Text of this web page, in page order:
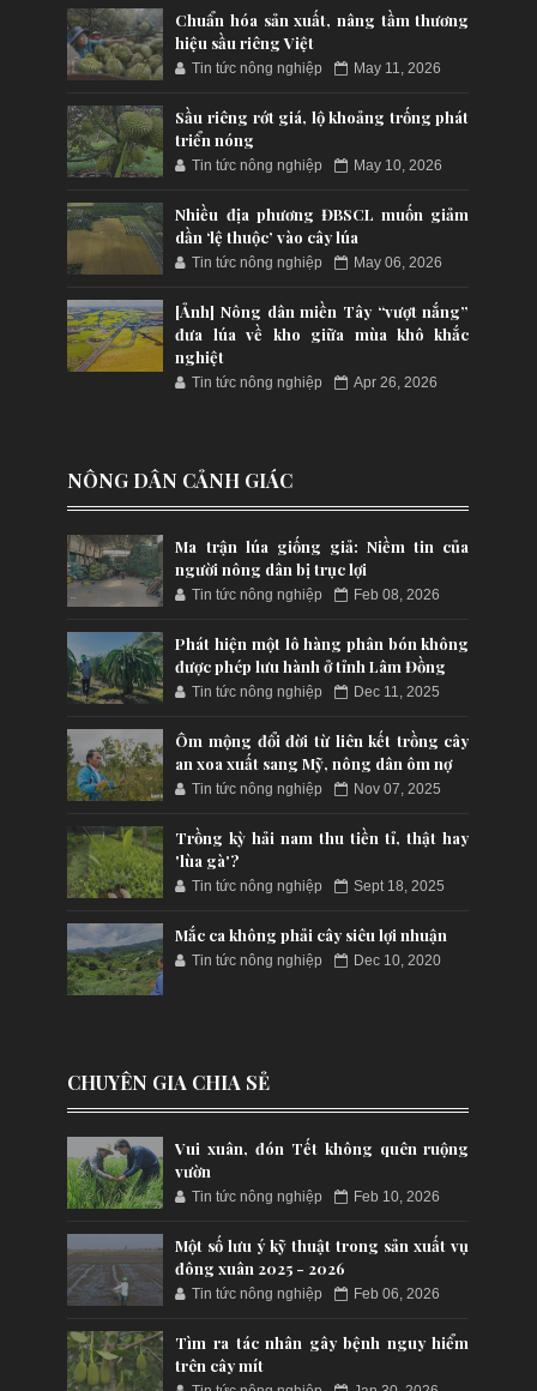
Chuẩn hóa sản xuất, nâng tầm thương
hiệu sầu riêng Việt
Tin tức nông nghiệp May 11, 2026
Sầu riêng rớt giá, lộ khoảng trống phát
triển nóng
Tin tức nông nghiệp May 10, 2026
Nhiều địa phương ĐBSCL muốn giảm
dần ‘lệ thuộc’ vào cây lúa
Tin tức nông nghiệp May 06, 2026
[Ảnh] Nông dân miền Tây “vượt nắng”
đưa lúa về kho giữa mùa khô khắc
nghiệt
Tin tức nông nghiệp Apr 26, 2026
NÔNG DÂN CẢNH GIÁC
Ma trận lúa giống giả: Niềm tin của
người nông dân bị trục lợi
Tin tức nông nghiệp Feb 08, 2026
Phát hiện một lô hàng phân bón không
được phép lưu hành ở tỉnh Lâm Đồng
Tin tức nông nghiệp Dec 11, 2025
Ôm mộng đổi đời từ liên kết trồng cây
an xoa xuất sang Mỹ, nông dân ôm nợ
Tin tức nông nghiệp Nov 07, 2025
Trồng kỳ hải nam thu tiền tỉ, thật hay
'lùa gà'?
Tin tức nông nghiệp Sept 18, 2025
Mắc ca không phải cây siêu lợi nhuận
Tin tức nông nghiệp Dec 10, 2020
CHUYÊN GIA CHIA SẺ
Vui xuân, đón Tết không quên ruộng
vườn
Tin tức nông nghiệp Feb 10, 2026
Một số lưu ý kỹ thuật trong sản xuất vụ
đông xuân 2025 - 2026
Tin tức nông nghiệp Feb 06, 2026
Tìm ra tác nhân gây bệnh nguy hiểm
trên cây mít